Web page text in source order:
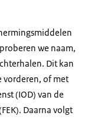
we naam,
Dit kan
vorderen, of met
(IOD) van de
Daarna volgt